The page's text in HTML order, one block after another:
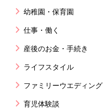
幼稚園・保育園
仕事・働く
産後のお金・手続き
ライフスタイル
ファミリーウエディング
育児体験談